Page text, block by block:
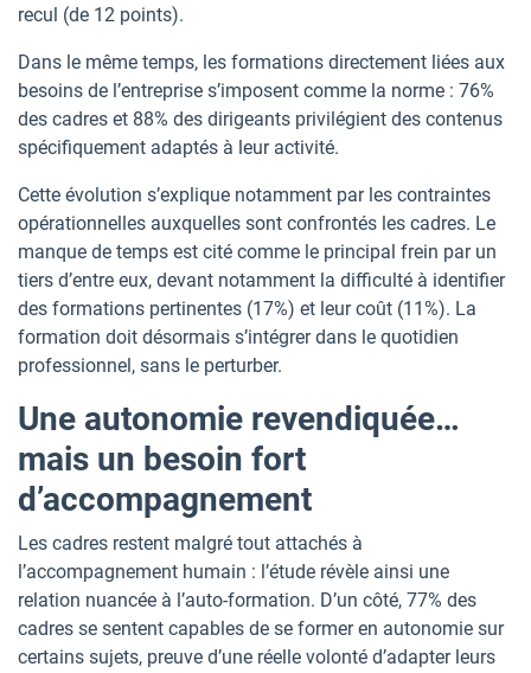
recul (de 12 points).
Dans le même temps, les formations directement liées aux
besoins de l’entreprise s’imposent comme la norme : 76%
des cadres et 88% des dirigeants privilégient des contenus
spécifiquement adaptés à leur activité.
Cette évolution s’explique notamment par les contraintes
opérationnelles auxquelles sont confrontés les cadres. Le
manque de temps est cité comme le principal frein par un
tiers d’entre eux, devant notamment la difficulté à identifier
des formations pertinentes (17%) et leur coût (11%). La
formation doit désormais s’intégrer dans le quotidien
professionnel, sans le perturber.
Une autonomie revendiquée…
mais un besoin fort
d’accompagnement
Les cadres restent malgré tout attachés à
l’accompagnement humain : l’étude révèle ainsi une
relation nuancée à l’auto-formation. D’un côté, 77% des
cadres se sentent capables de se former en autonomie sur
certains sujets, preuve d’une réelle volonté d’adapter leurs